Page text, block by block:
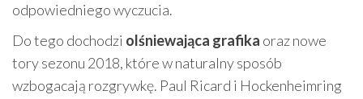
odpowiedniego wyczucia.
Do tego dochodzi olśniewająca grafika oraz nowe
tory sezonu 2018, które w naturalny sposób
wzbogacają rozgrywkę. Paul Ricard i Hockenheimring